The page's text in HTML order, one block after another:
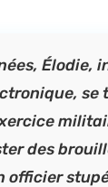
Élodie,
se
des
officier